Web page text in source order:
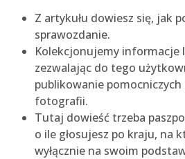
Z artykułu dowiesz się, jak
sprawozdanie.
Kolekcjonujemy informacje
zezwalając do tego
publikowanie
fotografii.
Tutaj dowieść trzeba
o ile głosujesz po kraju, na
wyłącznie na swoim